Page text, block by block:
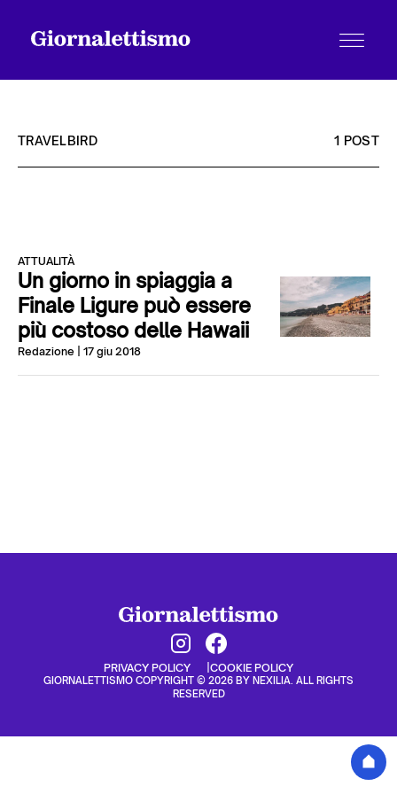
Chi siamo
Contatti
TRAVELBIRD 1 POST
ATTUALITÀ
Un giorno in spiaggia a
Finale Ligure può essere
più costoso delle Hawaii
Redazione | 17 giu 2018
PRIVACY POLICY COOKIE POLICY
GIORNALETTISMO COPYRIGHT © 2026 BY NEXILIA. ALL RIGHTS
RESERVED